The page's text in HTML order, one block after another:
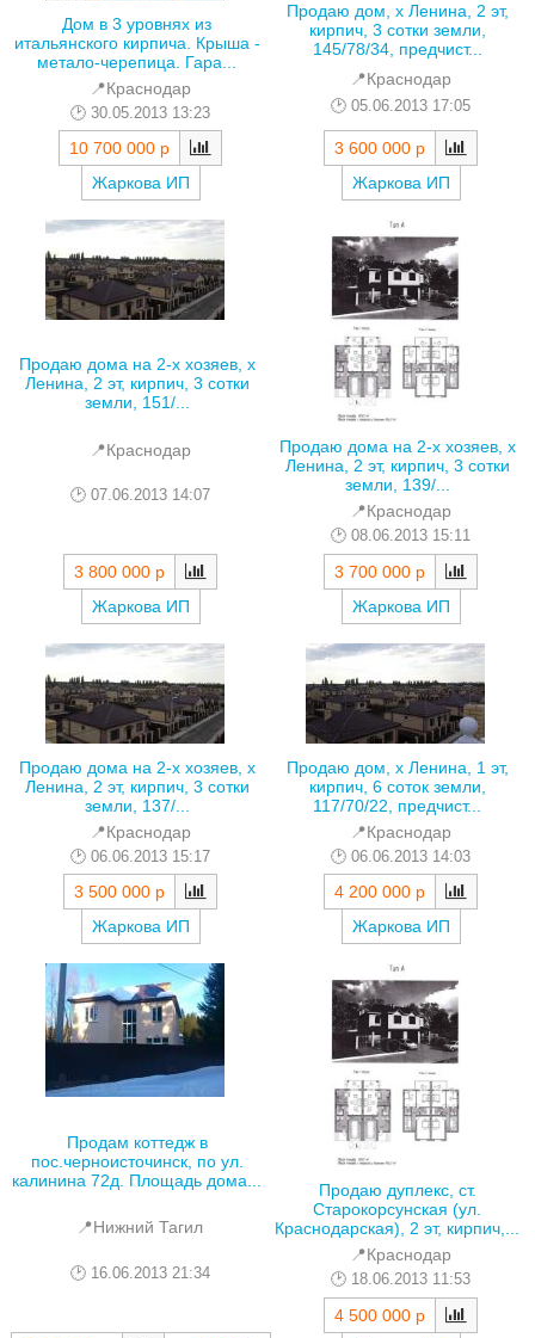
Дом в 3 уровнях из
итальянского кирпича. Крыша -
метало-черепица. Гара...
📍Краснодар
30.05.2013 13:23
10 700 000 р
Жаркова ИП
Продаю дом, х Ленина, 2 эт,
кирпич, 3 сотки земли,
145/78/34, предчист...
📍Краснодар
05.06.2013 17:05
3 600 000 р
Жаркова ИП
Продаю дома на 2-х хозяев, х
Ленина, 2 эт, кирпич, 3 сотки
земли, 151/...
📍Краснодар
07.06.2013 14:07
3 800 000 р
Жаркова ИП
Продаю дома на 2-х хозяев, х
Ленина, 2 эт, кирпич, 3 сотки
земли, 139/...
📍Краснодар
08.06.2013 15:11
3 700 000 р
Жаркова ИП
Продаю дома на 2-х хозяев, х
Ленина, 2 эт, кирпич, 3 сотки
земли, 137/...
📍Краснодар
06.06.2013 15:17
3 500 000 р
Жаркова ИП
Продаю дом, х Ленина, 1 эт,
кирпич, 6 соток земли,
117/70/22, предчист...
📍Краснодар
06.06.2013 14:03
4 200 000 р
Жаркова ИП
Продам коттедж в
пос.черноисточинск, по ул.
калинина 72д. Площадь дома...
📍Нижний Тагил
16.06.2013 21:34
Продаю дуплекс, ст.
Старокорсунская (ул.
Краснодарская), 2 эт, кирпич,...
📍Краснодар
18.06.2013 11:53
4 500 000 р